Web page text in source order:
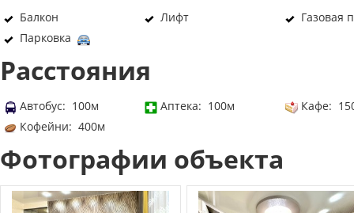
Балкон Лифт
Газовая
Парковка
Расстояния
Автобус: 100м Аптека: 100м
Кафе:
Кофейни: 400м
Фотографии объекта